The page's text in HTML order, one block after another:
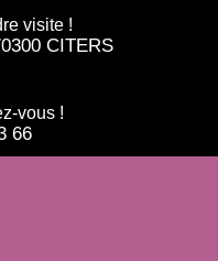
visite !
CITERS
vous !
66